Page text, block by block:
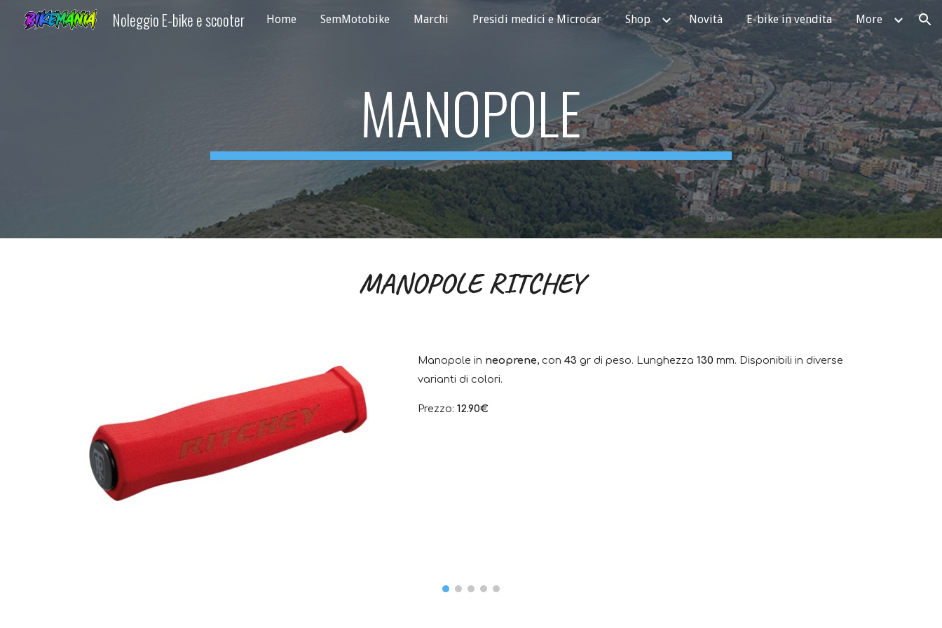
Skip to main content Skip to navigation
Noleggio E-bike e scooter Home SemMotobike Marchi Presidi medici e Microcar Shop Novità E-bike in vendita More
MANOPOLE
MANOPOLE RITCHEY
Manopole in neoprene, con 43 gr di peso. Lunghezza 130 mm. Disponibili in diverse
varianti di colori.
Prezzo:12.90€